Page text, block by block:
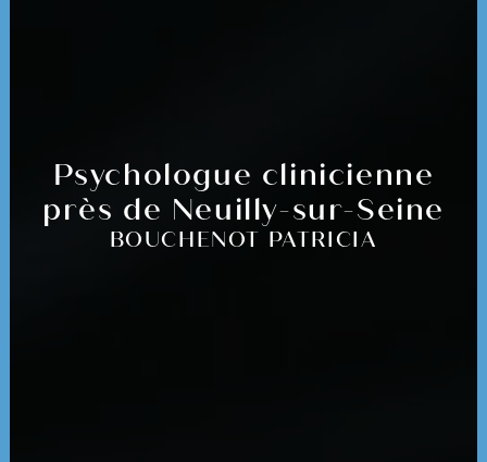
Psychologue clinicienne
près de Neuilly-sur-Seine
BOUCHENOT PATRICIA